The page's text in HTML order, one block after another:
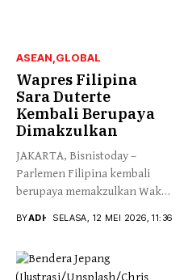
ASEAN GLOBAL
Wapres Filipina
Sara Duterte
Kembali Berupaya
Dimakzulkan
JAKARTA, Bisnistoday –
Parlemen Filipina kembali
berupaya memakzulkan Wakil
BYADI SELASA, 12 MEI 2026, 11:36